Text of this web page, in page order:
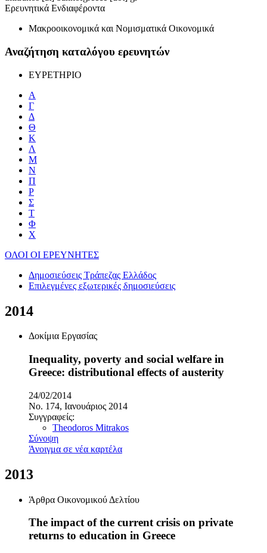
Ερευνητικά Ενδιαφέροντα
Μακροοικονομικά και Νομισματικά Οικονομικά
Αναζήτηση καταλόγου ερευνητών
ΕΥΡΕΤΗΡΙΟ
Α
Γ
Δ
Θ
Κ
Λ
Μ
Ν
Π
Ρ
Σ
Τ
Φ
Χ
ΟΛΟΙ ΟΙ ΕΡΕΥΝΗΤΕΣ
Δημοσιεύσεις Τράπεζας Ελλάδος
Επιλεγμένες εξωτερικές δημοσιεύσεις
2014
Δοκίμια Εργασίας
Inequality, poverty and social welfare in
Greece: distributional effects of austerity
24/02/2014
No. 174, Ιανουάριος 2014
Συγγραφείς:
Theodoros Mitrakos
Σύνοψη
Άνοιγμα σε νέα καρτέλα
2013
Άρθρα Οικονομικού Δελτίου
The impact of the current crisis on private
returns to education in Greece